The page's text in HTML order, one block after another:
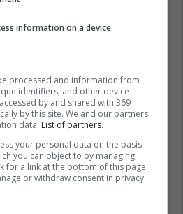
information on a device
processed and information from
identifiers, and other device
by and shared with 369
by this site. We and our partners
data. List of partners.
your personal data on the basis
you can object to by managing
for a link at the bottom of this page
or withdraw consent in privacy